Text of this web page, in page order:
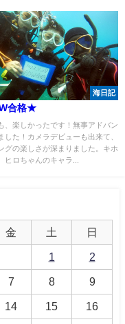
海日記
合格★
、楽しかったです！無事アドバン
した！カメラデビューも出来て、
グの楽しさが深まりました。キホ
ヒロちゃんのキャラ...
金 土 日
1 2
7 8 9
14 15 16